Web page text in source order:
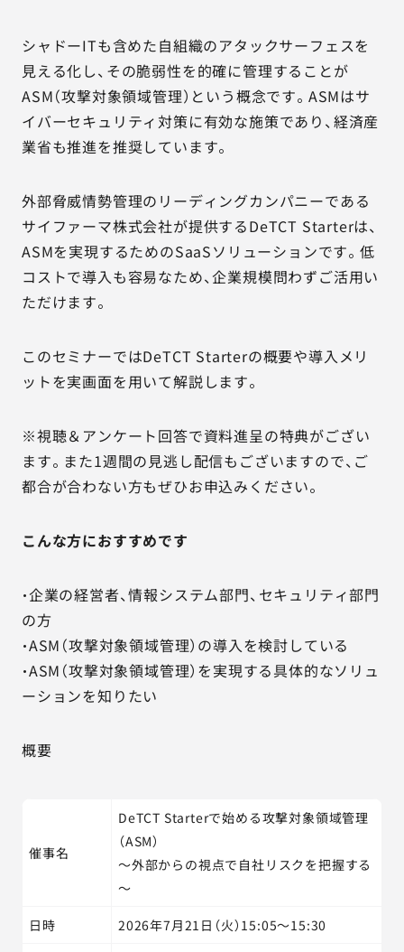
シャドーITも含めた自組織のアタックサーフェスを
見える化し、その脆弱性を的確に管理することが
ASM（攻撃対象領域管理）という概念です。ASMはサ
イバーセキュリティ対策に有効な施策であり、経済産
業省も推進を推奨しています。
外部脅威情勢管理のリーディングカンパニーである
サイファーマ株式会社が提供するDeTCT Starterは、
ASMを実現するためのSaaSソリューションです。低
コストで導入も容易なため、企業規模問わずご活用い
ただけます。
このセミナーではDeTCT Starterの概要や導入メリ
ットを実画面を用いて解説します。
※視聴＆アンケート回答で資料進呈の特典がござい
ます。また1週間の見逃し配信もございますので、ご
都合が合わない方もぜひお申込みください。
こんな方におすすめです
・企業の経営者、情報システム部門、セキュリティ部門
の方
・ASM（攻撃対象領域管理）の導入を検討している
・ASM（攻撃対象領域管理）を実現する具体的なソリュ
ーションを知りたい
概要
催事名
DeTCT Starterで始める攻撃対象領域管理
（ASM）
～外部からの視点で自社リスクを把握する
～
日時 2026年7月21日（火）15:05～15:30